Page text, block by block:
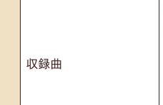
収録曲